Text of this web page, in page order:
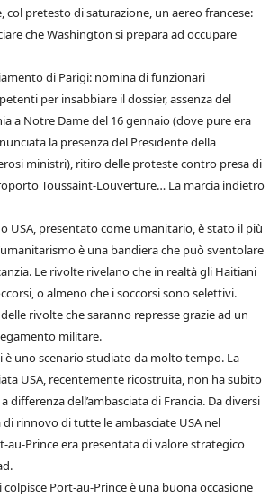
pretesto di saturazione, un aereo francese:
che Washington si prepara ad occupare
di Parigi: nomina di funzionari
per insabbiare il dossier, assenza del
a Notre Dame del 16 gennaio (dove pure era
la presenza del Presidente della
ministri), ritiro delle proteste contro presa di
Toussaint-Louverture… La marcia indietro
USA, presentato come umanitario, è stato il più
è una bandiera che può sventolare
Le rivolte rivelano che in realtà gli Haitiani
o almeno che i soccorsi sono selettivi.
rivolte che saranno represse grazie ad un
militare.
è uno scenario studiato da molto tempo. La
USA, recentemente ricostruita, non ha subito
differenza dell’ambasciata di Francia. Da diversi
rinnovo di tutte le ambasciate USA nel
au-Prince era presentata di valore strategico
Port-au-Prince è una buona occasione